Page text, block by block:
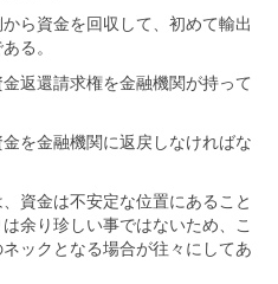
ら資金を回収して、初めて輸出
る。
返還請求権を金融機関が持って
を金融機関に返戻しなければな
資金は不安定な位置にあること
余り珍しい事ではないため、こ
ックとなる場合が往々にしてあ